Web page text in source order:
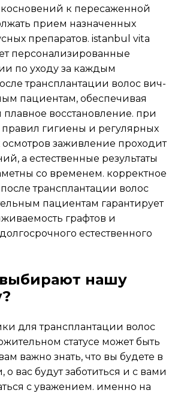
к пересаженной
прием назначенных
препаратов. istanbul vita
персонализированные
по уходу за каждым
трансплантации волос вич-
пациентам, обеспечивая
плавное восстановление. при
гигиены и регулярных
осмотров заживление проходит
а естественные результаты
со временем. корректное
трансплантации волос
пациентам гарантирует
графтов и
естественного
статусе может быть
важно знать, что вы будете в
о вас будут заботиться и с вами
с уважением. именно на